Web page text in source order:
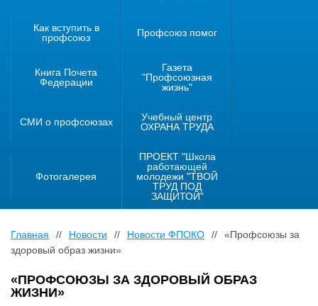
Как вступить в
профсоюз
Профсоюз помог
Книга Почета
Федерации
Газета
"Профсоюзная
жизнь"
СМИ о профсоюзах
Учебный центр
ОХРАНА ТРУДА
Фотогалерея
ПРОЕКТ "Школа
работающей
молодежи "ТВОЙ
ТРУД ПОД
ЗАЩИТОЙ"
Главная // Новости // Новости ФПОКО //
«Профсоюзы за
здоровый образ жизни»
«ПРОФСОЮЗЫ ЗА ЗДОРОВЫЙ ОБРАЗ
ЖИЗНИ»